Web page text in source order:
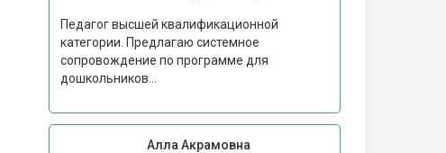
Педагог высшей квалификационной
категории. Предлагаю системное
сопровождение по программе для
дошкольников...
Алла Акрамовна